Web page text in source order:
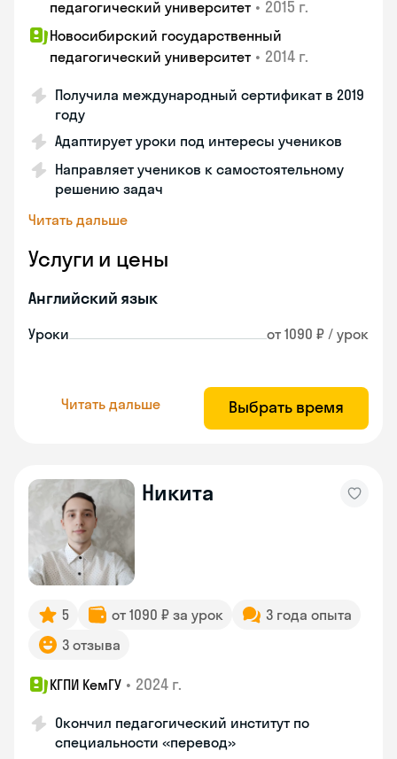
педагогический университет • 2015 г.
Новосибирский государственный
педагогический университет • 2014 г.
Получила международный сертификат в 2019
году
Адаптирует уроки под интересы учеников
Направляет учеников к самостоятельному
решению задач
Читать дальше
Услуги и цены
Английский язык
Уроки от 1090 ₽ / урок
Читать дальше Выбрать время
Никита
5 от 1090 ₽ за урок
3 года опыта
3 отзыва
КГПИ КемГУ • 2024 г.
Окончил педагогический институт по
специальности «перевод»